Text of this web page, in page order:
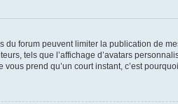
du forum peuvent limiter la publication de
tels que l’affichage d’avatars
prend qu’un court instant, c’est